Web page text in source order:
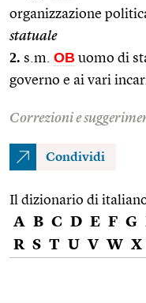
organizzazione
statuale
2. s.m. OB uomo di
governo e ai vari
Correzioni e
Condividi
Il dizionario di
A B C D E F G
R S T U V W X